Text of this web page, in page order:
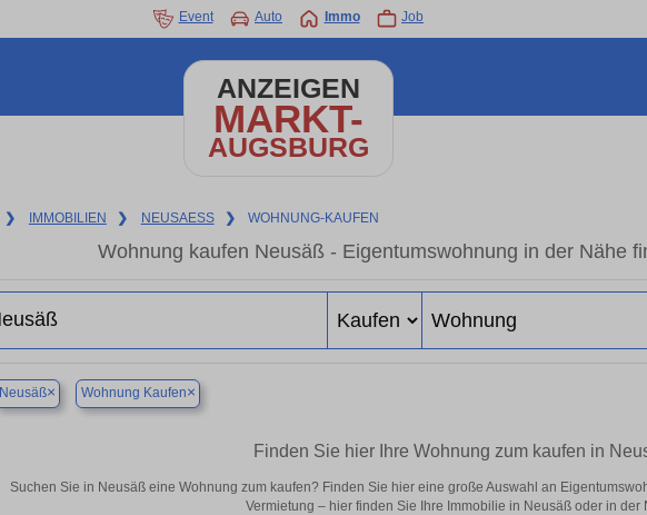
Event Auto Immo Job
ANZEIGEN
MARKT-
AUGSBURG
❯ IMMOBILIEN ❯ NEUSAESS ❯ WOHNUNG-KAUFEN
Wohnung kaufen Neusäß - Eigentumswohnung in der Nähe
Neusäß× Wohnung Kaufen×
Finden Sie hier Ihre Wohnung zum kaufen in
Suchen Sie in Neusäß eine Wohnung zum kaufen? Finden Sie hier eine große Auswahl an
Vermietung – hier finden Sie Ihre Immobilie in Neusäß oder in der